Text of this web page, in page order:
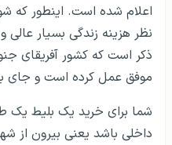
اعلام شده است. اینطور که
نظر هزینه زندگی بسیار
ذکر است که کشور آفریقای
موفق عمل کرده است و جای
شما برای خرید یک بلیط یک